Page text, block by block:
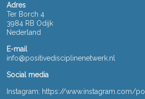
Adres
Ter Borch 4
3984 RB Odijk
Nederland
E-mail
info@positivedisciplinenetwerk.nl
Social media
Instagram: https://www.instagram.com/